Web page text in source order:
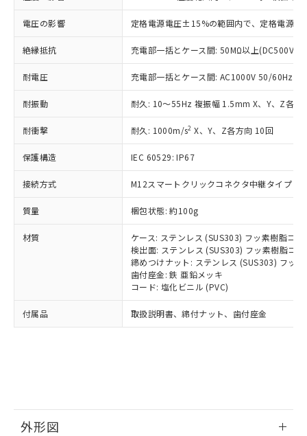
電圧の影響 定格電源電圧±15%の範囲内で、定格電源
絶縁抵抗 充電部一括とケース間: 50MΩ以上(DC500Vメ
耐電圧 充電部一括とケース間: AC1000V 50/60Hz
耐振動 耐久: 10～55Hz 複振幅 1.5mm X、Y、Z各方
耐衝撃 耐久: 1000m/s2 X、Y、Z各方向 10回
保護構造 IEC 60529: IP67
接続方式 M12スマートクリックコネクタ中継タイプ
質量 梱包状態: 約100g
材質
ケース: ステンレス (SUS303) フッ素樹脂コー
検出面: ステンレス (SUS303) フッ素樹脂コー
締めつけナット: ステンレス (SUS303) フッ
歯付座金: 鉄 亜鉛メッキ
コード: 塩化ビニル (PVC)
付属品 取扱説明書、締付ナット、歯付座金
外形図
ことをご了承ください。
在庫状況および標準価格照会結果は、
記載している更新日時点での社内デー
タに基づき作成されるものであり、閲
準価格とは異なる場合があることをご
了承ください。
正式な納期状況および標準価格はお客
様のお取引先、またはお客様担当のオ
ムロン制御機器販売店・当社販売員に
ご相談ください。
オムロン制御機器販売店や当社販売拠
販売ネットワーク
」をご確認
ください。
在庫状況および標準価格結果を当社の
事前の承諾なく第三者に漏洩または開
示しないようお願いします。
マイパーツ機能（部品リスト作成サー
ビス）をご利用いただくには、I-Web
メンバーズにご登録されている必要が
あります。
お客様が当ウェブサイト上で当社にご
登録された部品リストについて、当社
いたものが、含有品と判明した場合などや
むを得ず変更することがあります。
*EU RoHS指令（10物質）：
鉛(Pb) 1000ppm以下、 水銀(Hg) 1000ppm以下、 カド
六価クロム(Cr(Ⅵ)) 1000ppm以下、ポリ臭化ビフェニル
類(PBB) 1000ppm以下、ポリ臭化ジフェニルエーテル類
(PBDE) 1000ppm以下、フタル酸ビス(2-エチルヘキシ
ル) (DEHP)(別名：DOP) 1000ppm以下、フタル酸ブチ
ルベンジル（BBP） 1000ppm以下、フタル酸ジブチル
（DBP） 1000ppm以下、フタル酸ジイソブチル
適用除外項目は除く。
フタル酸エステル類の４物質については閾値を超える意
図的な使用がないことを確認しています。
※2 対応予定月
部品在庫の切り替え状況などにより、予定
月が前後することがあります。
※3 非含有証明書ダウンロード
51物質の非含有証明書（当社基準）
※本証明書は発行日時点で非含有を証明す
「－」：未確認です。当社販売部門へお問
い合わせください。
Cr(Ⅵ)(六価クロム) : 1000ppm、 PBBs(ポリ臭化ビフェ
ニル類) : 1000ppm、 PBDEs(ポリ臭化ジフェニルエーテ
イソブチル) : 1000ppm、 BBP(フタル酸ブチルベンジ
DEHP(フタル酸ビス(2-エチルヘキシル)) : 1000ppm
※2 環境保護使用期限
「ｅ」：有害物質（10物質）のすべてが基
準値以下であることを示します。
「10」：通常の使用状況下において有害物
質が外部に漏えいし、環境に深刻な影響を
及ぼさない年数を意味します。
「－」：未確認です。当社販売部門へお問
い合わせください。
当社は、これら貴社製品のうち、外国
為替および外国貿易法に定める商品
（以下｢規制貨物等」という）を輸出
または国外への提供する場合は、日本
国政府の輸出許可(または役務取引許
可)を取得するなどの必要な手続きを
とります。
当社は規制貨物を破棄する場合は、完
全に破砕するなど、違法に輸出されな
いよう必要な手段を講じます。
当社は貴社製品を、核兵器、ミサイ
武器並びにこれらの製造装置等に一切
使用いたしません。
当社は、貴社製品を第三者に販売する
場合は、上記1、2および3の内容を当
該第三者に通知します。また当社は、
販売先および販売に係わる関係者が違
法に輸出するおそれがある場合は、取
り引きをいたしません。
一定数以上の在庫あり
一定数には満たないが在庫あり
在庫なし(最新の在庫状況につ
いては、お客様のお取引先、ま
たはお客様担当のオムロン制御
機器販売店・当社販売員にご確
認ください)
受注生産機種、また在庫状況の
情報を公開していない機種